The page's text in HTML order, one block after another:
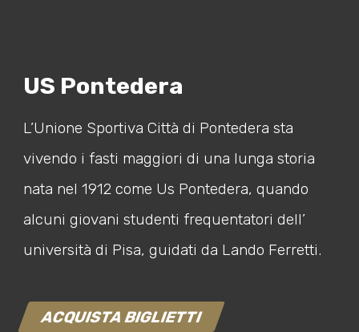
US Pontedera
L’Unione Sportiva Città di Pontedera sta
vivendo i fasti maggiori di una lunga storia
nata nel 1912 come Us Pontedera, quando
alcuni giovani studenti frequentatori dell’
università di Pisa, guidati da Lando Ferretti.
ACQUISTA BIGLIETTI